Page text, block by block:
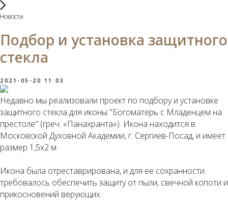
Новости
Подбор и установка защитного
стекла
2021-05-20 11:03
Недавно мы реализовали проект по подбору и установке
защитного стекла для иконы "Богоматерь с Младенцем на
престоле" (греч. «Панахранта»). Икона находится в
Московской Духовной Академии, г. Сергиев-Посад, и имеет
размер 1,5х2 м.
Икона была отреставрирована, и для ее сохранности
требовалось обеспечить защиту от пыли, свечной копоти и
прикосновений верующих.